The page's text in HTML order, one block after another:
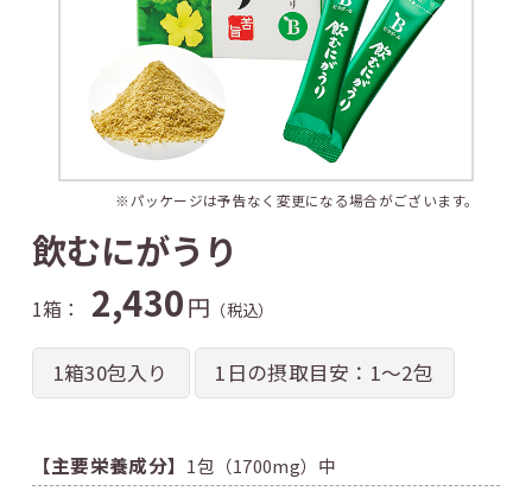
※パッケージは予告なく変更になる場合がございます。
飲むにがうり
1箱： 2,430円 （税込）
1箱30包入り 1日の摂取目安：1～2包
【主要栄養成分】 1包（1700mg）中